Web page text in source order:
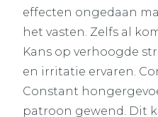
effecten ongedaan
het vasten. Zelfs al
Kans op verhoogde
en irritatie ervaren.
Constant
patroon gewend. Dit